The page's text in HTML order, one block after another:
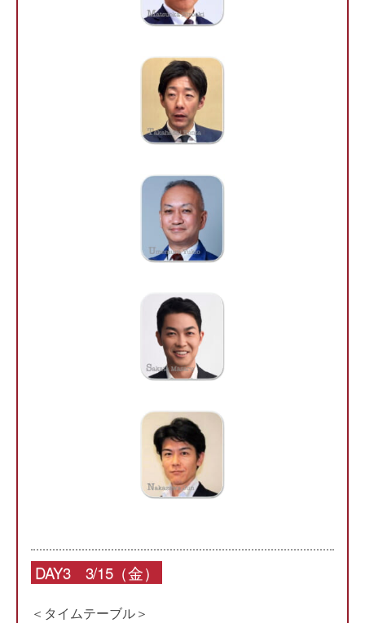
DAY3 3/15（金）
＜タイムテーブル＞